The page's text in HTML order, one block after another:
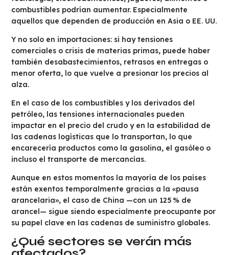
combustibles podrían aumentar. Especialmente
aquellos que dependen de producción en Asia o EE. UU.
Y no solo en importaciones: si hay tensiones
comerciales o crisis de materias primas, puede haber
también desabastecimientos, retrasos en entregas o
menor oferta, lo que vuelve a presionar los precios al
alza.
En el caso de los combustibles y los derivados del
petróleo, las tensiones internacionales pueden
impactar en el precio del crudo y en la estabilidad de
las cadenas logísticas que lo transportan, lo que
encarecería productos como la gasolina, el gasóleo o
incluso el transporte de mercancías.
Aunque en estos momentos la mayoría de los países
están exentos temporalmente gracias a la «pausa
arancelaria», el caso de China —con un 125 % de
arancel— sigue siendo especialmente preocupante por
su papel clave en las cadenas de suministro globales.
¿Qué sectores se verán más